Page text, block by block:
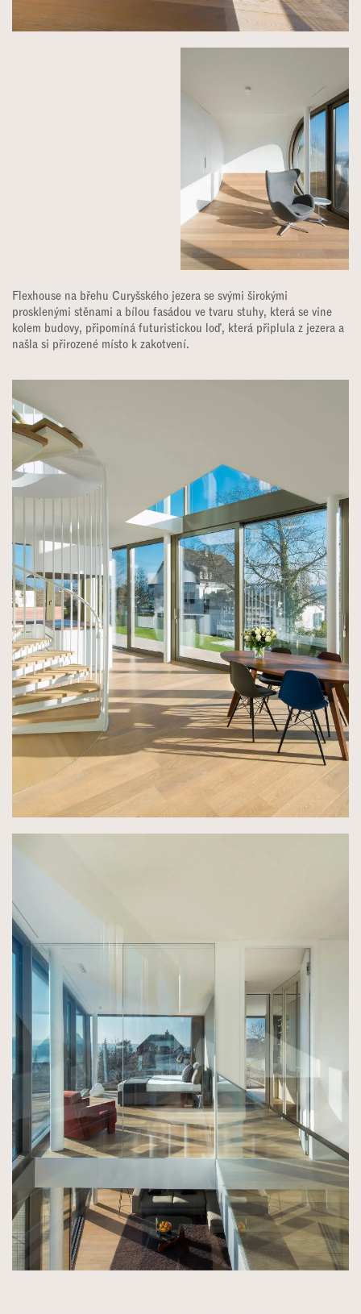
Flexhouse na břehu Curyšského jezera se svými širokými
prosklenými stěnami a bílou fasádou ve tvaru stuhy, která se vine
kolem budovy, připomíná futuristickou loď, která připlula z jezera a
našla si přirozené místo k zakotvení.